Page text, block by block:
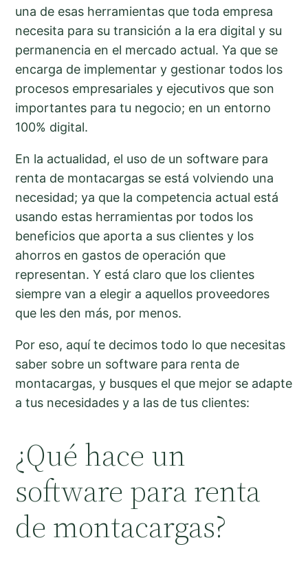
una de esas herramientas que toda empresa
necesita para su transición a la era digital y su
permanencia en el mercado actual. Ya que se
encarga de implementar y gestionar todos los
procesos empresariales y ejecutivos que son
importantes para tu negocio; en un entorno
100% digital.
En la actualidad, el uso de un software para
renta de montacargas se está volviendo una
necesidad; ya que la competencia actual está
usando estas herramientas por todos los
beneficios que aporta a sus clientes y los
ahorros en gastos de operación que
representan. Y está claro que los clientes
siempre van a elegir a aquellos proveedores
que les den más, por menos.
Por eso, aquí te decimos todo lo que necesitas
saber sobre un software para renta de
montacargas, y busques el que mejor se adapte
a tus necesidades y a las de tus clientes:
¿Qué hace un
software para renta
de montacargas?